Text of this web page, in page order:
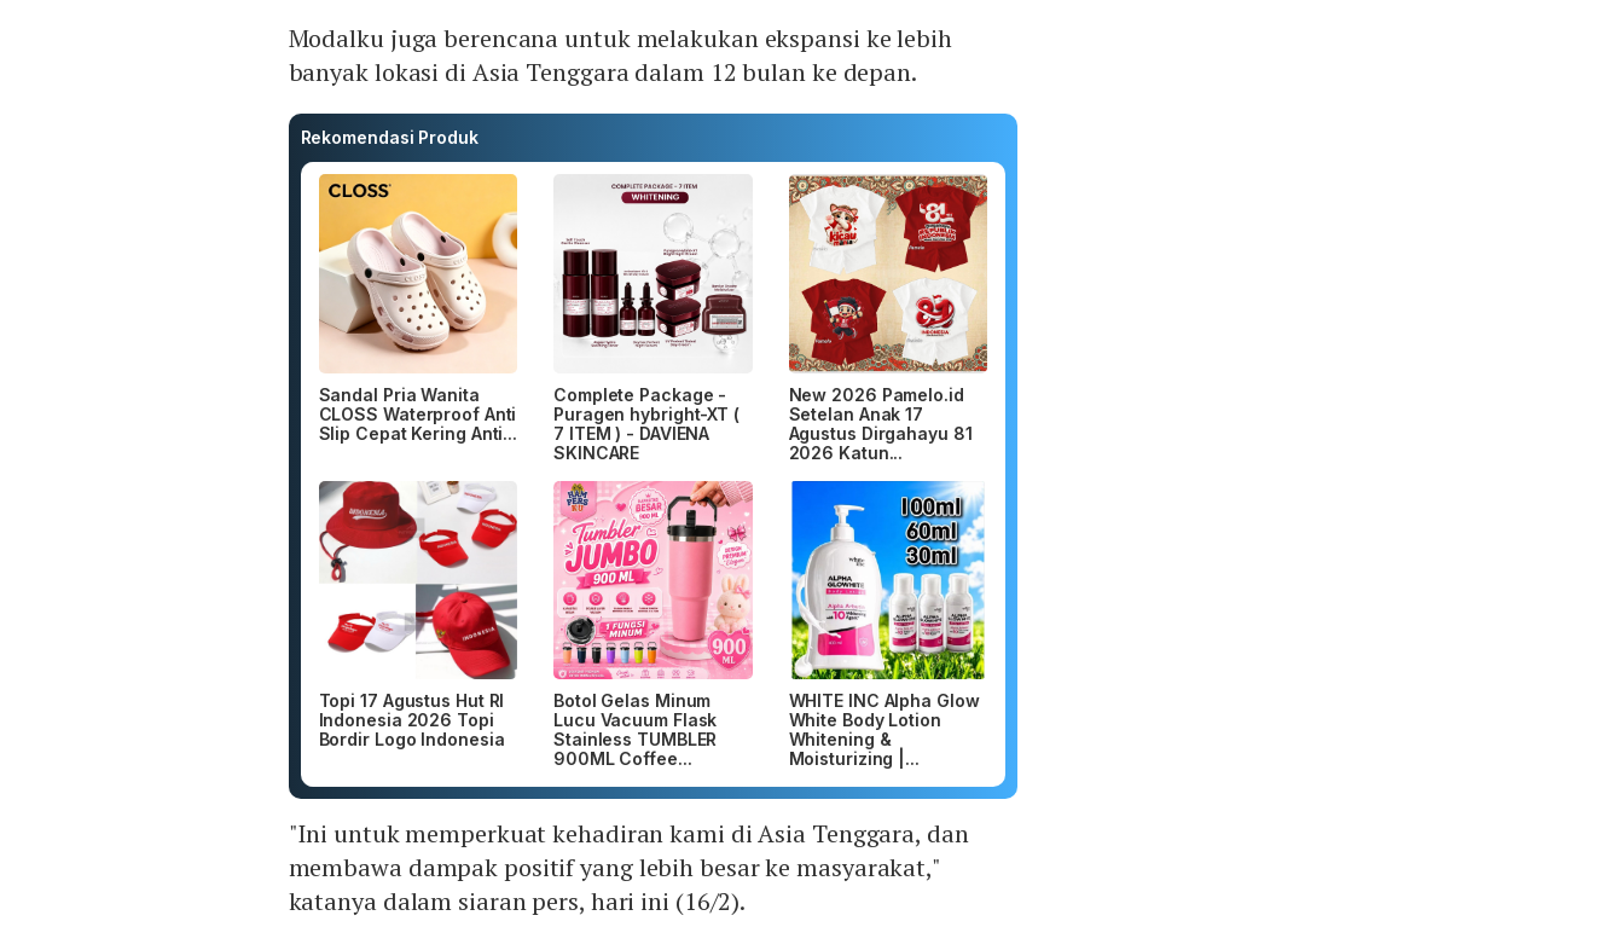
Modalku juga berencana untuk melakukan ekspansi ke lebih
banyak lokasi di Asia Tenggara dalam 12 bulan ke depan.
Rekomendasi Produk
Sandal Pria Wanita
CLOSS Waterproof Anti
Slip Cepat Kering Anti...
Complete Package -
Puragen hybright-XT (
7 ITEM ) - DAVIENA
SKINCARE
New 2026 Pamelo.id
Setelan Anak 17
Agustus Dirgahayu 81
2026 Katun...
Topi 17 Agustus Hut RI
Indonesia 2026 Topi
Bordir Logo Indonesia
Botol Gelas Minum
Lucu Vacuum Flask
Stainless TUMBLER
900ML Coffee...
WHITE INC Alpha Glow
White Body Lotion
Whitening &
Moisturizing |...
"Ini untuk memperkuat kehadiran kami di Asia Tenggara, dan
membawa dampak positif yang lebih besar ke masyarakat,"
katanya dalam siaran pers, hari ini (16/2).